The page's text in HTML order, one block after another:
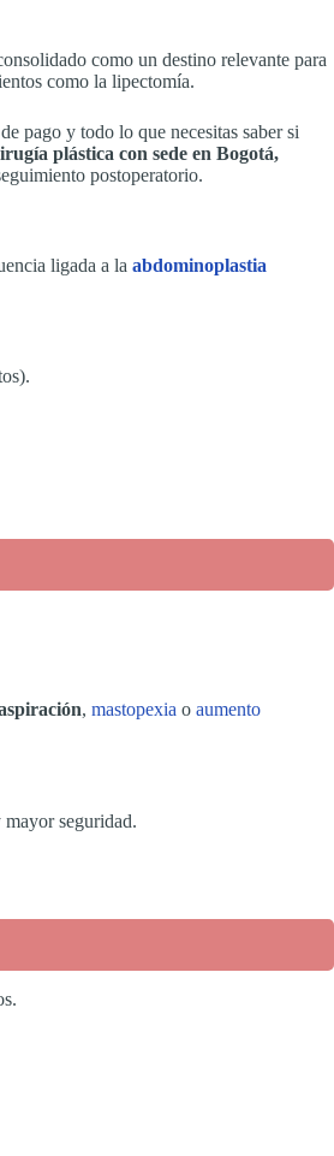
como un destino relevante para
como la lipectomía.
pago y todo lo que necesitas saber si
plástica con sede en Bogotá,
postoperatorio.
ligada a la abdominoplastia
, mastopexia o aumento
seguridad.